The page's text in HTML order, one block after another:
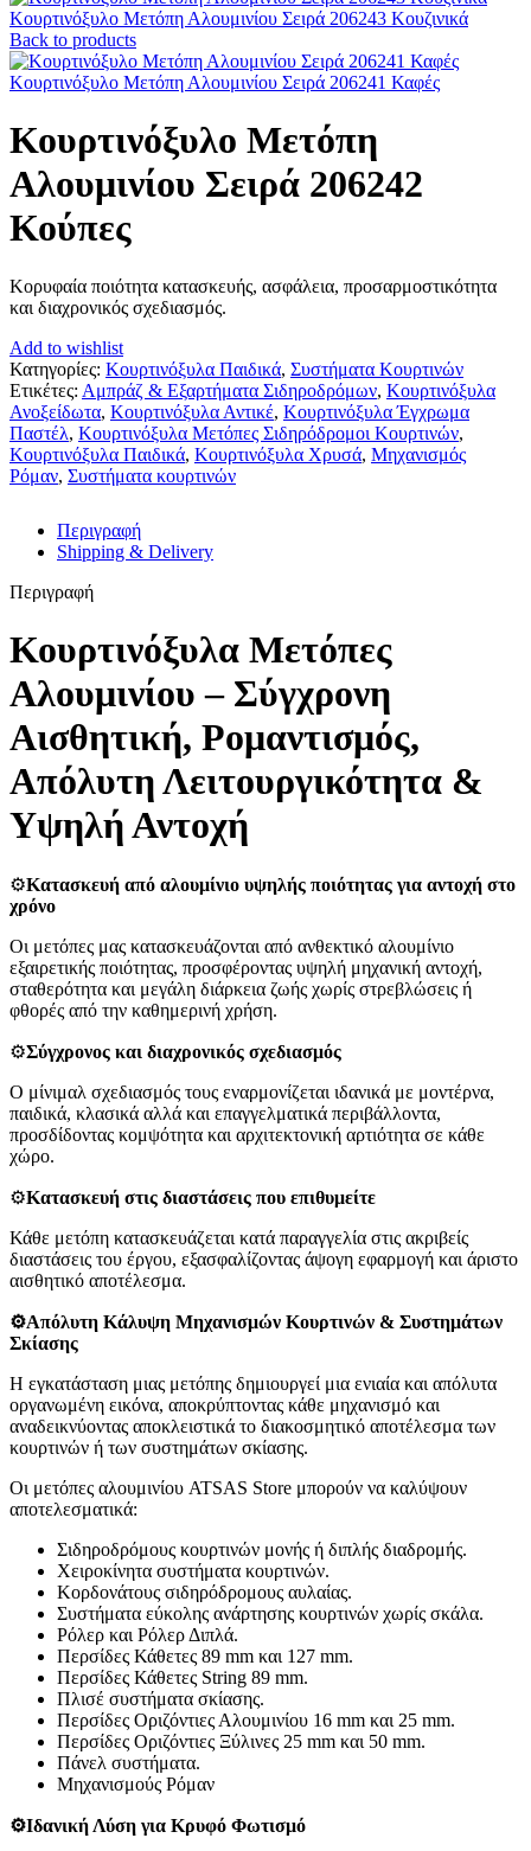
Κουρτινόξυλο Μετόπη Αλουμινίου Σειρά 206243 Κουζινικά
Back to products
Κουρτινόξυλο Μετόπη Αλουμινίου Σειρά 206241 Καφές
Κουρτινόξυλο Μετόπη
Αλουμινίου Σειρά 206242
Κούπες
Κορυφαία ποιότητα κατασκευής, ασφάλεια, προσαρμοστικότητα
και διαχρονικός σχεδιασμός.
Add to wishlist
Κατηγορίες: Κουρτινόξυλα Παιδικά, Συστήματα Κουρτινών
Ετικέτες: Αμπράζ & Εξαρτήματα Σιδηροδρόμων, Κουρτινόξυλα
Ανοξείδωτα, Κουρτινόξυλα Αντικέ, Κουρτινόξυλα Έγχρωμα
Παστέλ, Κουρτινόξυλα Μετόπες Σιδηρόδρομοι Κουρτινών,
Κουρτινόξυλα Παιδικά, Κουρτινόξυλα Χρυσά, Μηχανισμός
Ρόμαν, Συστήματα κουρτινών
Περιγραφή
Shipping & Delivery
Περιγραφή
Κουρτινόξυλα Μετόπες
Αλουμινίου – Σύγχρονη
Αισθητική, Ρομαντισμός,
Απόλυτη Λειτουργικότητα &
Υψηλή Αντοχή
⚙️Κατασκευή από αλουμίνιο υψηλής ποιότητας για αντοχή στο
χρόνο
Οι μετόπες μας κατασκευάζονται από ανθεκτικό αλουμίνιο
εξαιρετικής ποιότητας, προσφέροντας υψηλή μηχανική αντοχή,
σταθερότητα και μεγάλη διάρκεια ζωής χωρίς στρεβλώσεις ή
φθορές από την καθημερινή χρήση.
⚙️Σύγχρονος και διαχρονικός σχεδιασμός
Ο μίνιμαλ σχεδιασμός τους εναρμονίζεται ιδανικά με μοντέρνα,
παιδικά, κλασικά αλλά και επαγγελματικά περιβάλλοντα,
προσδίδοντας κομψότητα και αρχιτεκτονική αρτιότητα σε κάθε
χώρο.
⚙️Κατασκευή στις διαστάσεις που επιθυμείτε
Κάθε μετόπη κατασκευάζεται κατά παραγγελία στις ακριβείς
διαστάσεις του έργου, εξασφαλίζοντας άψογη εφαρμογή και άριστο
αισθητικό αποτέλεσμα.
⚙️Απόλυτη Κάλυψη Μηχανισμών Κουρτινών & Συστημάτων
Σκίασης
Η εγκατάσταση μιας μετόπης δημιουργεί μια ενιαία και απόλυτα
οργανωμένη εικόνα, αποκρύπτοντας κάθε μηχανισμό και
αναδεικνύοντας αποκλειστικά το διακοσμητικό αποτέλεσμα των
κουρτινών ή των συστημάτων σκίασης.
Οι μετόπες αλουμινίου ATSAS Store μπορούν να καλύψουν
αποτελεσματικά:
Σιδηροδρόμους κουρτινών μονής ή διπλής διαδρομής.
Χειροκίνητα συστήματα κουρτινών.
Κορδονάτους σιδηρόδρομους αυλαίας.
Συστήματα εύκολης ανάρτησης κουρτινών χωρίς σκάλα.
Ρόλερ και Ρόλερ Διπλά.
Περσίδες Κάθετες 89 mm και 127 mm.
Περσίδες Κάθετες String 89 mm.
Πλισέ συστήματα σκίασης.
Περσίδες Οριζόντιες Αλουμινίου 16 mm και 25 mm.
Περσίδες Οριζόντιες Ξύλινες 25 mm και 50 mm.
Πάνελ συστήματα.
Μηχανισμούς Ρόμαν
⚙️Ιδανική Λύση για Κρυφό Φωτισμό